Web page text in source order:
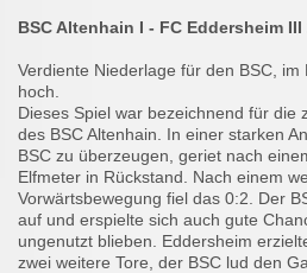
BSC Altenhain I - FC Eddersheim III
Verdiente Niederlage für den BSC, im
hoch.
Dieses Spiel war bezeichnend für die
des BSC Altenhain. In einer starken
BSC zu überzeugen, geriet nach
Elfmeter in Rückstand. Nach einem
Vorwärtsbewegung fiel das 0:2. Der
auf und erspielte sich auch gute
ungenutzt blieben. Eddersheim
zwei weitere Tore, der BSC lud den